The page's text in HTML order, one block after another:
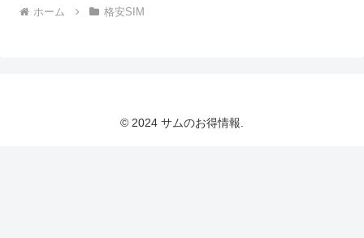
ホーム 格安SIM
© 2024 サムのお得情報.